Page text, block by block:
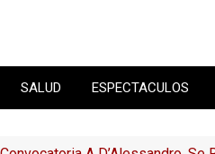
SALUD ESPECTACULOS